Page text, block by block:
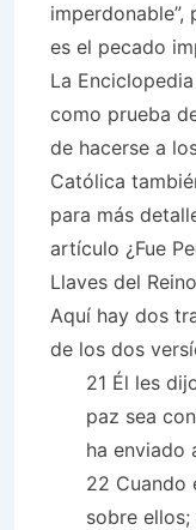
es el pecado
La
como prueba
de hacerse a
Católica
para más
artículo ¿Fue
Llaves del
Aquí hay dos
de los dos
21 Él les
paz sea
ha enviado
22 Cuando
sobre